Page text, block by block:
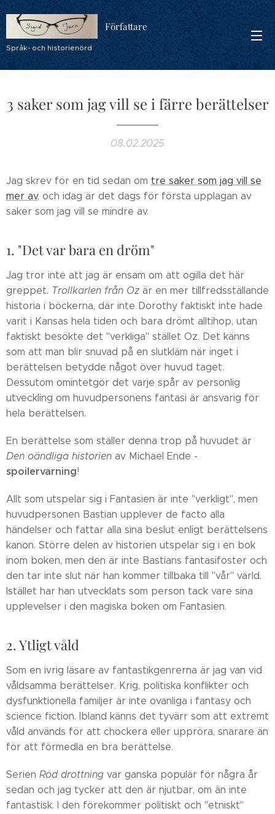
Författare
Språk- och historienörd
3 saker som jag vill se i färre berättelser
08.02.2025
Jag skrev för en tid sedan om tre saker som jag vill se
mer av, och idag är det dags för första upplagan av
saker som jag vill se mindre av.
1. "Det var bara en dröm"
Jag tror inte att jag är ensam om att ogilla det här
greppet. Trollkarlen från Oz är en mer tillfredsställande
historia i böckerna, där inte Dorothy faktiskt inte hade
varit i Kansas hela tiden och bara drömt alltihop, utan
faktiskt besökte det "verkliga" stället Oz. Det känns
som att man blir snuvad på en slutkläm när inget i
berättelsen betydde något över huvud taget.
Dessutom omintetgör det varje spår av personlig
utveckling om huvudpersonens fantasi är ansvarig för
hela berättelsen.
En berättelse som ställer denna trop på huvudet är
Den oändliga historien av Michael Ende -
spoilervarning!
Allt som utspelar sig i Fantasien är inte "verkligt", men
huvudpersonen Bastian upplever de facto alla
händelser och fattar alla sina beslut enligt berättelsens
kanon. Större delen av historien utspelar sig i en bok
inom boken, men den är inte Bastians fantasifoster och
den tar inte slut när han kommer tillbaka till "vår" värld.
Istället har han utvecklats som person tack vare sina
upplevelser i den magiska boken om Fantasien.
2. Ytligt våld
Som en ivrig läsare av fantastikgenrerna är jag van vid
våldsamma berättelser. Krig, politiska konflikter och
dysfunktionella familjer är inte ovanliga i fantasy och
science fiction. Ibland känns det tyvärr som att extremt
våld används för att chockera eller uppröra, snarare än
för att förmedla en bra berättelse.
Serien Röd drottning var ganska populär för några år
sedan och jag tycker att den är njutbar, om än inte
fantastisk. I den förekommer politiskt och "etniskt"